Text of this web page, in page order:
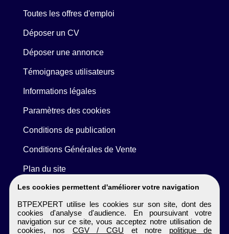
Les cookies permettent d'améliorer votre navigation
BTPEXPERT utilise les cookies sur son site, dont des
cookies d'analyse d'audience. En poursuivant votre
navigation sur ce site, vous acceptez notre utilisation de
cookies, nos CGV / CGU et notre politique de
Toutes les offres d'emploi
Déposer un CV
Déposer une annonce
Témoignages utilisateurs
Informations légales
Paramètres des cookies
Conditions de publication
Conditions Générales de Vente
Plan du site